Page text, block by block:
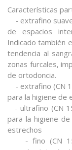
Características
- extrafino
de espacios
Indicado también
tendencia al
zonas furcales,
de ortodoncia.
- extrafino (CN
para la higiene de
- ultrafino (CN
para la higiene
estrechos
- fino (CN